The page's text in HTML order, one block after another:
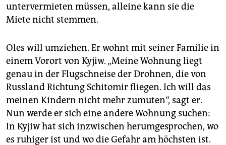
untervermieten müssen, alleine kann sie die
Miete nicht stemmen.
Oles will umziehen. Er wohnt mit seiner Familie in
einem Vorort von Kyjiw. „Meine Wohnung liegt
genau in der Flugschneise der Drohnen, die von
Russland Richtung Schitomir fliegen. Ich will das
meinen Kindern nicht mehr zumuten“, sagt er.
Nun werde er sich eine andere Wohnung suchen:
In Kyjiw hat sich inzwischen herumgesprochen, wo
es ruhiger ist und wo die Gefahr am höchsten ist.